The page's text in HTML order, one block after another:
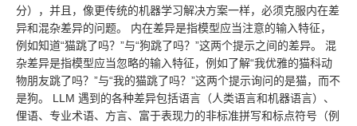
分），并且，像更传统的机器学习解决方案一样，必须克服内在差
异和混杂差异的问题。 内在差异是指模型应当注意的输入特征，
例如知道“猫跳了吗？”与“狗跳了吗？”这两个提示之间的差异。 混
杂差异是指模型应当忽略的输入特征，例如了解“我优雅的猫科动
物朋友跳了吗？”与“我的猫跳了吗？”这两个提示询问的是猫，而不
是狗。 LLM 遇到的各种差异包括语言（人类语言和机器语言）、
俚语、专业术语、方言、富于表现力的非标准拼写和标点符号（例